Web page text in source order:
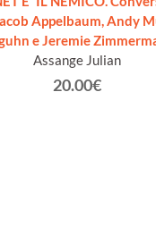
Appelbaum, Andy
e Jeremie
Assange Julian
20.00€